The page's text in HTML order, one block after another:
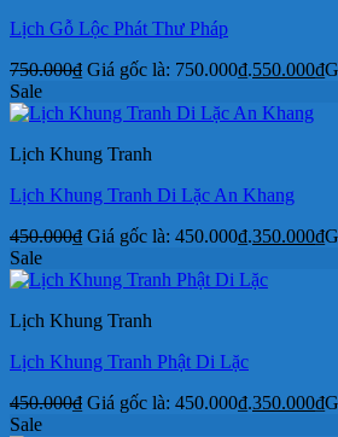
Lịch Gỗ Lộc Phát Thư Pháp
750.000₫ Giá gốc là: 750.000₫.550.000₫
Sale
Lịch Khung Tranh
Lịch Khung Tranh Di Lặc An Khang
450.000₫ Giá gốc là: 450.000₫.350.000₫
Sale
Lịch Khung Tranh
Lịch Khung Tranh Phật Di Lặc
450.000₫ Giá gốc là: 450.000₫.350.000₫
Sale